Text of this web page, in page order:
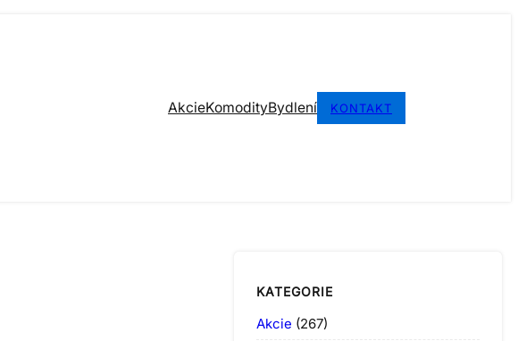
AkcieKomodityBydlení KONTAKT
KATEGORIE
Akcie (267)